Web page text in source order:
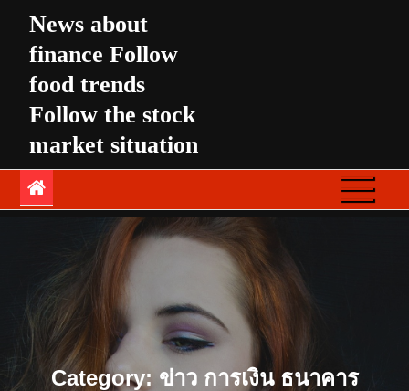
content
News about
finance Follow
food trends
Follow the stock
market situation
Category: ข่าว การเงิน ธนาคาร